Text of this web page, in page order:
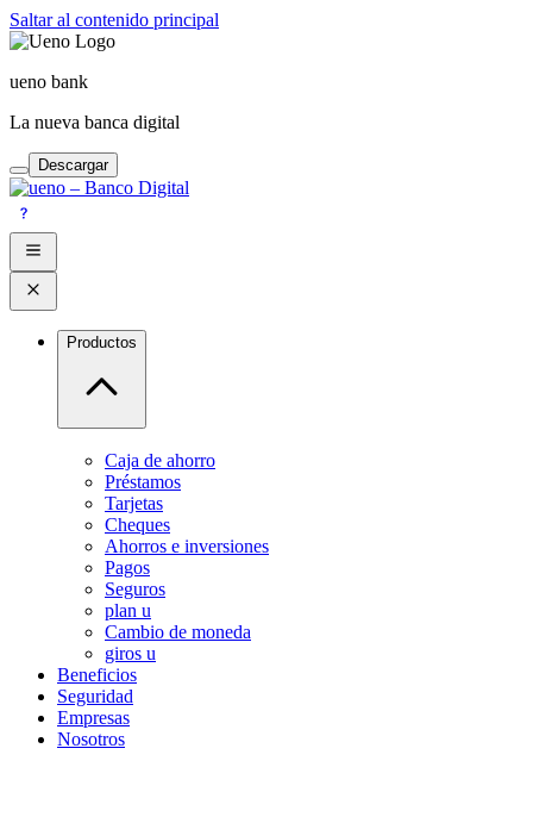
Saltar al contenido principal
ueno bank
La nueva banca digital
Descargar
Productos
Caja de ahorro
Préstamos
Tarjetas
Cheques
Ahorros e inversiones
Pagos
Seguros
plan u
Cambio de moneda
giros u
Beneficios
Seguridad
Empresas
Nosotros